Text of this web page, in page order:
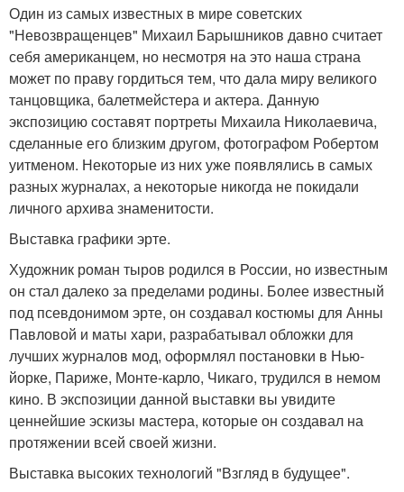
Один из самых известных в мире советских
"Невозвращенцев" Михаил Барышников давно считает
себя американцем, но несмотря на это наша страна
может по праву гордиться тем, что дала миру великого
танцовщика, балетмейстера и актера. Данную
экспозицию составят портреты Михаила Николаевича,
сделанные его близким другом, фотографом Робертом
уитменом. Некоторые из них уже появлялись в самых
разных журналах, а некоторые никогда не покидали
личного архива знаменитости.
Выставка графики эрте.
Художник роман тыров родился в России, но известным
он стал далеко за пределами родины. Более известный
под псевдонимом эрте, он создавал костюмы для Анны
Павловой и маты хари, разрабатывал обложки для
лучших журналов мод, оформлял постановки в Нью-
йорке, Париже, Монте-карло, Чикаго, трудился в немом
кино. В экспозиции данной выставки вы увидите
ценнейшие эскизы мастера, которые он создавал на
протяжении всей своей жизни.
Выставка высоких технологий "Взгляд в будущее".